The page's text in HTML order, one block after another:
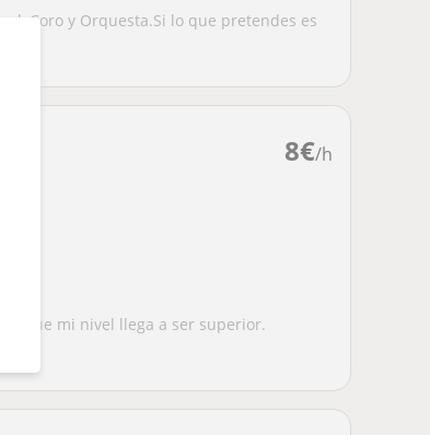
Coro y Orquesta.Si lo que pretendes es
8€/h
mi nivel llega a ser superior.